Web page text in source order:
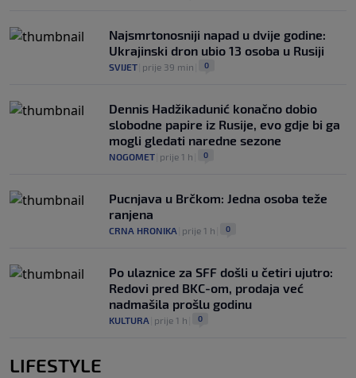
Najsmrtonosniji napad u dvije godine:
Ukrajinski dron ubio 13 osoba u Rusiji
SVIJET prije 39 min 0
Dennis Hadžikadunić konačno dobio
slobodne papire iz Rusije, evo gdje bi ga
mogli gledati naredne sezone
NOGOMET prije 1 h 0
Pucnjava u Brčkom: Jedna osoba teže
ranjena
CRNA HRONIKA prije 1 h 0
Po ulaznice za SFF došli u četiri ujutro:
Redovi pred BKC-om, prodaja već
nadmašila prošlu godinu
KULTURA prije 1 h 0
LIFESTYLE